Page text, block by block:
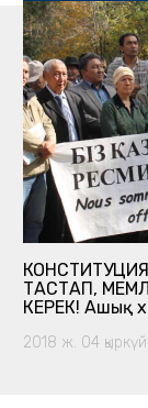
ТАСТАП,
КЕРЕК! Ашық
2018 ж. 04